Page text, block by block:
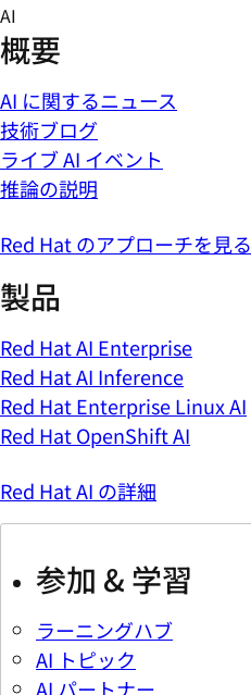
Skip
to
content
AI
概要
AI に関するニュース
技術ブログ
ライブ AI イベント
推論の説明
Red Hat のアプローチを見る
製品
Red Hat AI Enterprise
Red Hat AI Inference
Red Hat Enterprise Linux AI
Red Hat OpenShift AI
Red Hat AI の詳細
参加 & 学習
ラーニングハブ
AI トピック
AI パートナー